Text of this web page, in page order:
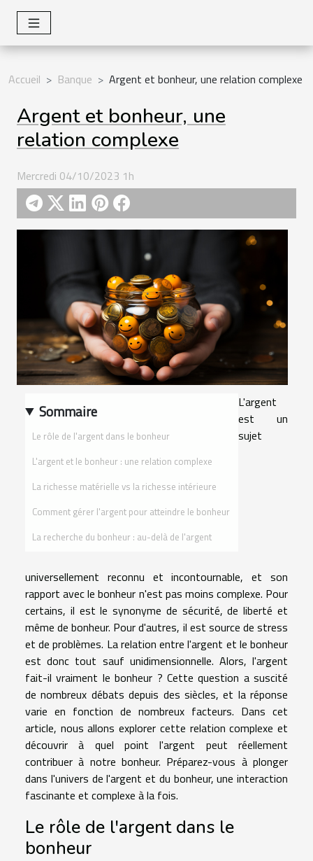
Accueil Banque Argent et bonheur, une relation complexe
Argent et bonheur, une
relation complexe
Mercredi 04/10/2023 1h
Sommaire
Le rôle de l'argent dans le bonheur
L'argent et le bonheur : une relation complexe
La richesse matérielle vs la richesse intérieure
Comment gérer l'argent pour atteindre le bonheur
La recherche du bonheur : au-delà de l'argent
L'argent
est un
sujet
universellement reconnu et incontournable, et son
rapport avec le bonheur n'est pas moins complexe. Pour
certains, il est le synonyme de sécurité, de liberté et
même de bonheur. Pour d'autres, il est source de stress
et de problèmes. La relation entre l'argent et le bonheur
est donc tout sauf unidimensionnelle. Alors, l'argent
fait-il vraiment le bonheur ? Cette question a suscité
de nombreux débats depuis des siècles, et la réponse
varie en fonction de nombreux facteurs. Dans cet
article, nous allons explorer cette relation complexe et
découvrir à quel point l'argent peut réellement
contribuer à notre bonheur. Préparez-vous à plonger
dans l'univers de l'argent et du bonheur, une interaction
fascinante et complexe à la fois.
Le rôle de l'argent dans le
bonheur